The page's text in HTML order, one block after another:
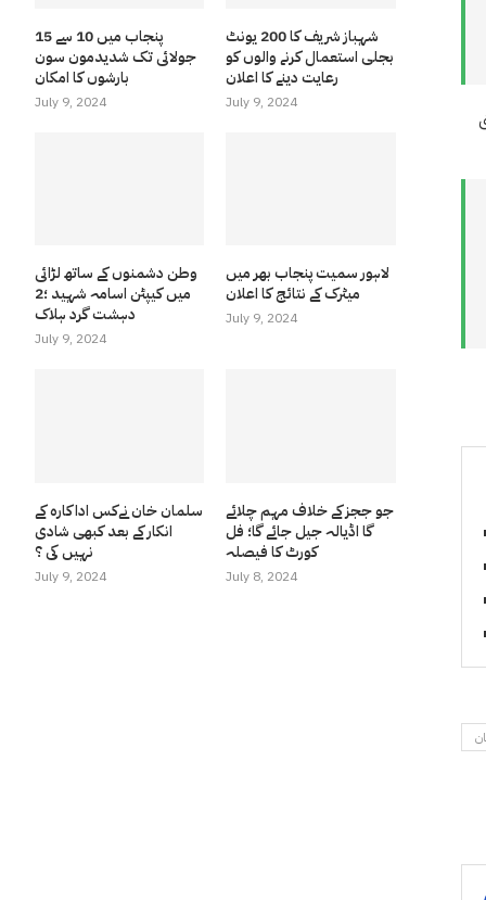
پنجاب میں 10 سے 15
جولائی تک شدیدمون سون
بارشوں کا امکان
July 9, 2024
شہباز شریف کا 200 یونٹ
بجلی استعمال کرنے والوں کو
رعایت دینے کا اعلان
July 9, 2024
وطن دشمنوں کے ساتھ لڑائی
میں کیپٹن اسامہ شہید ؛2
دہشت گرد ہلاک
July 9, 2024
لاہور سمیت پنجاب بھر میں
میٹرک کے نتائج کا اعلان
July 9, 2024
سلمان خان نےکس اداکارہ کے
انکار کے بعد کبھی شادی
نہیں کی ؟
July 9, 2024
جو ججز کے خلاف مہم چلائے
گا اڈیالہ جیل جائے گا؛ فل
کورٹ کا فیصلہ
July 8, 2024